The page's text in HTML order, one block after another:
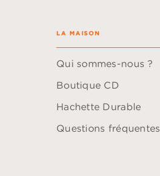
LA MAISON
Qui sommes-nous ?
Boutique CD
Hachette Durable
Questions fréquentes